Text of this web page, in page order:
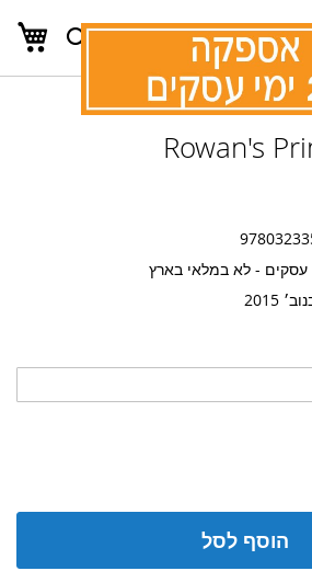
חפש
הוסף לסל
Rowan's